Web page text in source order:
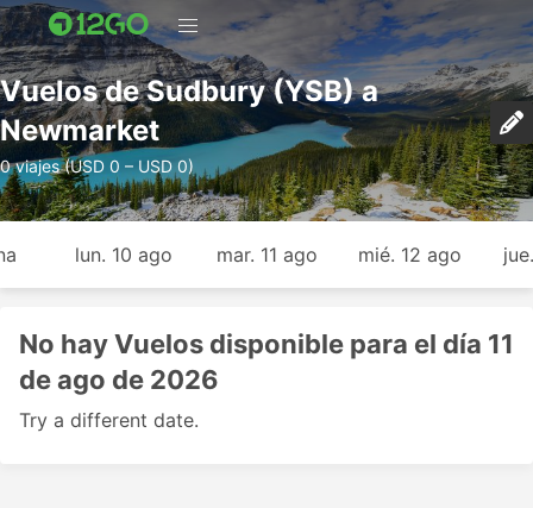
Vuelos de Sudbury (YSB) a
Newmarket
0 viajes (USD 0 – USD 0)
lun. 10 ago mar. 11 ago mié. 12 ago
No hay Vuelos disponible para el día 11
de ago de 2026
Try a different date.